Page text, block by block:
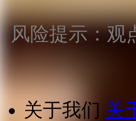
风险提示：观
关于我们 关